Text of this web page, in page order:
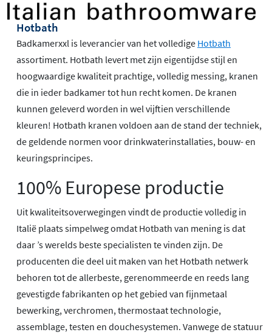
Hotbath
Badkamerxxl is leverancier van het volledige Hotbath
assortiment. Hotbath levert met zijn eigentijdse stijl en
hoogwaardige kwaliteit prachtige, volledig messing, kranen
die in ieder badkamer tot hun recht komen. De kranen
kunnen geleverd worden in wel vijftien verschillende
kleuren! Hotbath kranen voldoen aan de stand der techniek,
de geldende normen voor drinkwaterinstallaties, bouw- en
keuringsprincipes.
100% Europese productie
Uit kwaliteitsoverwegingen vindt de productie volledig in
Italië plaats simpelweg omdat Hotbath van mening is dat
daar ’s werelds beste specialisten te vinden zijn. De
producenten die deel uit maken van het Hotbath netwerk
behoren tot de allerbeste, gerenommeerde en reeds lang
gevestigde fabrikanten op het gebied van fijnmetaal
bewerking, verchromen, thermostaat technologie,
assemblage, testen en douchesystemen. Vanwege de statuur